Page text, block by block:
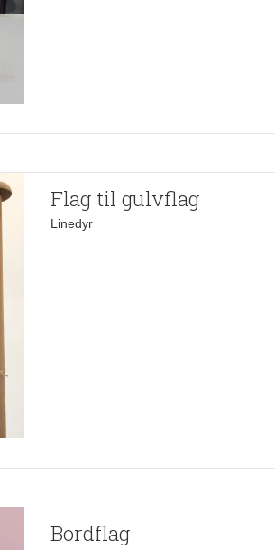
Flag til gulvflag
Linedyr
Bordflag